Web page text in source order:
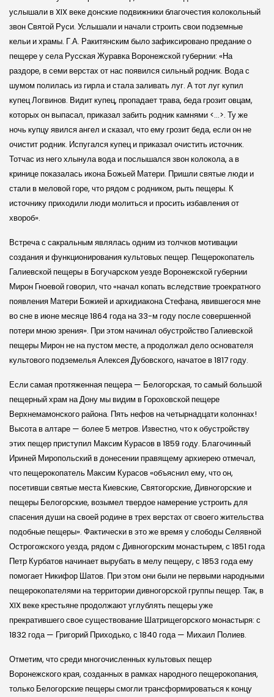
услышали в XIX веке донские подвижники благочестия колокольный
звон Святой Ру­си. Услышали и начали строить свои подземные
кельи и храмы. Г.А. Ра­китянским было зафиксировано предание о
пещере у села Русская Журавка Воронежской губернии: «На
раздоре, в семи верстах от нас появился сильный родник. Вода с
шумом полилась из гирла и стала заливать луг. А тот луг купил
купец Логвинов. Видит купец, пропадает трава, беда грозит овцам,
которых он выпасал, приказал забить родник камнями <…>. Ту же
ночь купцу явился ангел и сказал, что ему грозит беда, если он не
очистит родник. Испугался купец и приказал очистить источник.
Тотчас из него хлынула вода и послышался звон колокола, а в
кринице показалась икона Божьей Матери. Пришли святые люди и
стали в меловой горе, что рядом с родником, рыть пещеры. К
источнику приходили люди молиться и просить избавления от
хвороб».
Встреча с сакральным являлась одним из толчков мотивации
создания и функционирования культовых пещер. Пещерокопатель
Галиевской пещеры в Богучарском уезде Воронежской губернии
Мирон Гноевой говорил, что «начал копать вследствие троекратного
появления Матери Божией и архидиакона Стефана, явившегося мне
во сне в июне месяце 1864 года на 33-м году после совершенной
потери мною зрения». При этом начинал обустройство Галиевской
пещеры Мирон не на пустом месте, а продолжал дело основателя
культового подземелья Алексея Дубовского, начатое в 1817 году.
Если самая протяженная пещера — Белогорская, то самый большой
пещерный храм на Дону мы видим в Гороховской пещере
Верхнемамонского района. Пять нефов на четырнадцати колоннах!
Высота в алтаре — более 5 метров. Известно, что к обустройству
этих пещер приступил Максим Курасов в 1859 году. Благочинный
Ириней Миропольский в донесении правящему архиерею отмечал,
что пещерокопатель Максим Курасов «объ­яснил ему, что он,
посетивши святые места Киевские, Святогорские, Дивногорские и
пещеры Белогорские, возымел твердое намерение устроить для
спасения души на своей родине в трех верстах от своего жительства
подобные пещеры». Фактически в это же время у слободы Селявной
Острогожского уезда, рядом с Дивногорским монастырем, с 1851 года
Петр Курбатов начинает вырубать в мелу пещеру, с 1853 года ему
помогает Никифор Шатов. При этом они были не первыми народными
пещерокопателями на территории дивногорской группы пещер. Так, в
XIX веке крестьяне продолжают углублять пещеры уже
прекратившего свое существование Шатрищегорского монастыря: с
1832 года — Григорий Приходько, с 1840 года — Михаил Полиев.
Отметим, что среди многочисленных культовых пещер
Воронежского края, созданных в рамках народного пещерокопания,
только Белогорские пещеры смогли трансформироваться к концу